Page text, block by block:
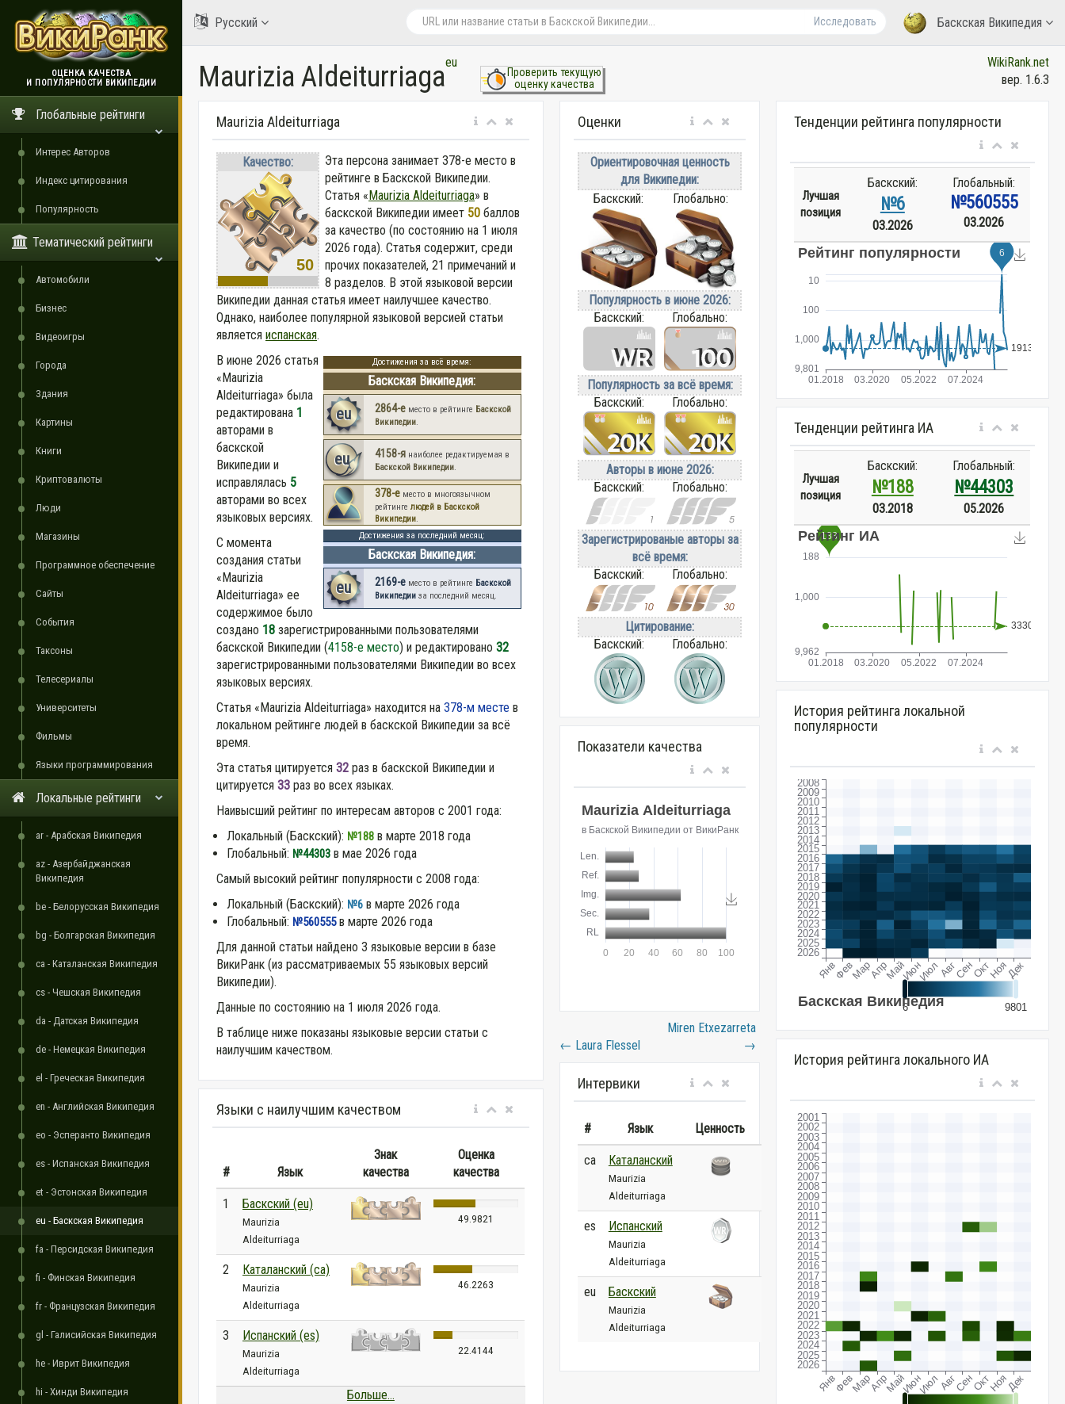
ВикиРанк
ОЦЕНКА КАЧЕСТВА
И ПОПУЛЯРНОСТИ ВИКИПЕДИИ
Глобальные рейтинги
Интерес Авторов
Индекс цитирования
Популярность
Тематический рейтинги
Автомобили
Бизнес
Видеоигры
Города
Здания
Картины
Книги
Криптовалюты
Люди
Магазины
Программное обеспечение
Сайты
События
Таксоны
Телесериалы
Университеты
Фильмы
Языки программирования
Локальные рейтинги
ar - Арабская Википедия
az - Азербайджанская
Википедия
be - Белорусская Википедия
bg - Болгарская Википедия
ca - Каталанская Википедия
cs - Чешская Википедия
da - Датская Википедия
de - Немецкая Википедия
el - Греческая Википедия
en - Английская Википедия
eo - Эсперанто Википедия
es - Испанская Википедия
et - Эстонская Википедия
eu - Баскская Википедия
fa - Персидская Википедия
fi - Финская Википедия
fr - Французская Википедия
gl - Галисийская Википедия
he - Иврит Википедия
hi - Хинди Википедия
Баскская Википедия
Исследовать
Русский
Maurizia Aldeiturriagaeu
Проверить текущую
оценку качества
WikiRank.net
вер. 1.6.3
Maurizia Aldeiturriaga
Качество:
50
Эта персона занимает 378-е место в
рейтинге в Баскской Википедии.
Статья «Maurizia Aldeiturriaga» в
баскской Википедии имеет 50 баллов
за качество (по состоянию на 1 июля
2026 года). Статья содержит, среди
прочих показателей, 21 примечаний и
8 разделов. В этой языковой версии
Википедии данная статья имеет наилучшее качество.
Однако, наиболее популярной языковой версией статьи
является испанская.
Достижения за всё время:
Баскская Википедия:
eu 2864-еместо в рейтинге Баскской
Википедии.
eu 4158-янаиболее редактируемая в
Баскской Википедии.
378-еместо в многоязычном
рейтинге людей в Баскской
Википедии.
Достижения за последний месяц:
Баскская Википедия:
eu 2169-еместо в рейтинге Баскской
Википедииза последний месяц.
В июне 2026 статья
«Maurizia
Aldeiturriaga» была
редактирована 1
авторами в
баскской
Википедии и
исправлялась 5
авторами во всех
языковых версиях.
С момента
создания статьи
«Maurizia
Aldeiturriaga» ее
содержимое было
создано 18 зарегистрированными пользователями
баскской Википедии (4158-е место) и редактировано 32
зарегистрированными пользователями Википедии во всех
языковых версиях.
Статья «Maurizia Aldeiturriaga» находится на 378-м месте в
локальном рейтинге людей в баскской Википедии за всё
время.
Эта статья цитируется 32 раз в баскской Википедии и
цитируется 33 раз во всех языках.
Наивысший рейтинг по интересам авторов с 2001 года:
Локальный (Баскский): №188 в марте 2018 года
Глобальный: №44303 в мае 2026 года
Самый высокий рейтинг популярности с 2008 года:
Локальный (Баскский): №6 в марте 2026 года
Глобальный: №560555в марте 2026 года
Для данной статьи найдено 3 языковые версии в базе
ВикиРанк (из рассматриваемых 55 языковых версий
Википедии).
Данные по состоянию на 1 июля 2026 года.
В таблице ниже показаны языковые версии статьи с
наилучшим качеством.
Языки с наилучшим качеством
# Язык
Знак
качества
Оценка
качества
1 Баскский (eu)
Maurizia
Aldeiturriaga
49.9821
2 Каталанский (ca)
Maurizia
Aldeiturriaga
46.2263
3 Испанский (es)
Maurizia
Aldeiturriaga
22.4144
Больше...
Оценки
Ориентировочная ценность
для Википедии:
Баскский:
Глобально:
Популярность в июне 2026:
Баскский:
Глобально:
Популярность за всё время:
Баскский:
Глобально:
Авторы в июне 2026:
Баскский:
Глобально:
Зарегистрированые авторы за
всё время:
Баскский:
Глобально:
Цитирование:
Баскский:
Глобально:
Показатели качества
← Laura Flessel
Miren Etxezarreta
→
Интервики
# Язык Ценность
ca Каталанский
Maurizia
Aldeiturriaga
es Испанский
Maurizia
Aldeiturriaga
eu Баскский
Maurizia
Aldeiturriaga
Тенденции рейтинга популярности
Лучшая
позиция
Баскский:
№6
03.2026
Глобальный:
№560555
03.2026
Тенденции рейтинга ИА
Лучшая
позиция
Баскский:
№188
03.2018
Глобальный:
№44303
05.2026
История рейтинга локальной
популярности
История рейтинга локального ИА